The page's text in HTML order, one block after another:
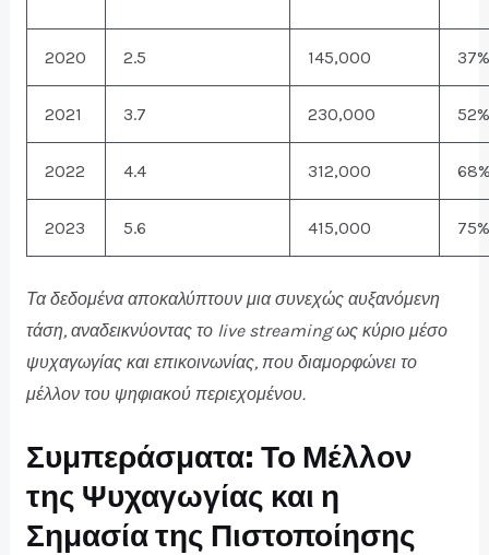
2020 2.5 145,000 37%
2021 3.7 230,000 52%
2022 4.4 312,000
2023 5.6 415,000 75%
Τα δεδομένα αποκαλύπτουν μια συνεχώς αυξανόμενη
τάση, αναδεικνύοντας το live streaming ως κύριο μέσο
ψυχαγωγίας και επικοινωνίας, που διαμορφώνει το
μέλλον του ψηφιακού περιεχομένου.
Συμπεράσματα: Το Μέλλον
της Ψυχαγωγίας και η
Σημασία της Πιστοποίησης